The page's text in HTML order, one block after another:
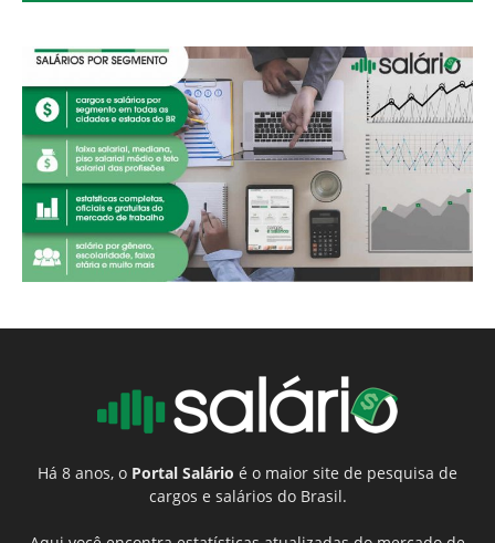
Há 8 anos, o Portal Salário é o maior site de pesquisa de
cargos e salários do Brasil.